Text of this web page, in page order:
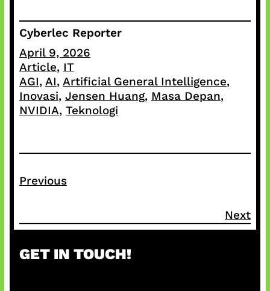
Cyberlec Reporter
April 9, 2026
Article, IT
AGI, AI, Artificial General Intelligence ,
Inovasi, Jensen Huang, Masa Depan ,
NVIDIA, Teknologi
Previous
Next
GET IN TOUCH!